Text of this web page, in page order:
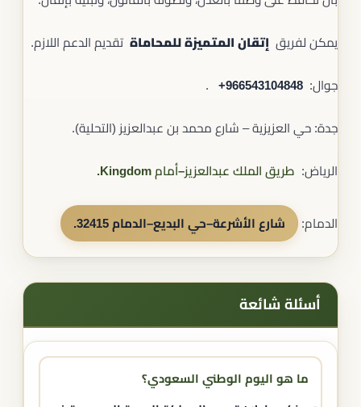
يمكن لفريق إتقان المتميزة للمحاماة تقديم الدعم اللازم.
جوال: ‎‎ ‎ +966543104848
.
جدة: حي العزيزية – شارع محمد بن عبدالعزيز (التحلية).
الرياض: طريق الملك عبدالعزيز–أمام Kingdom.
الدمام: شارع الأشرعة–حي البديع–الدمام 32415 .
أسئلة شائعة
ما هو اليوم الوطني السعودي​؟